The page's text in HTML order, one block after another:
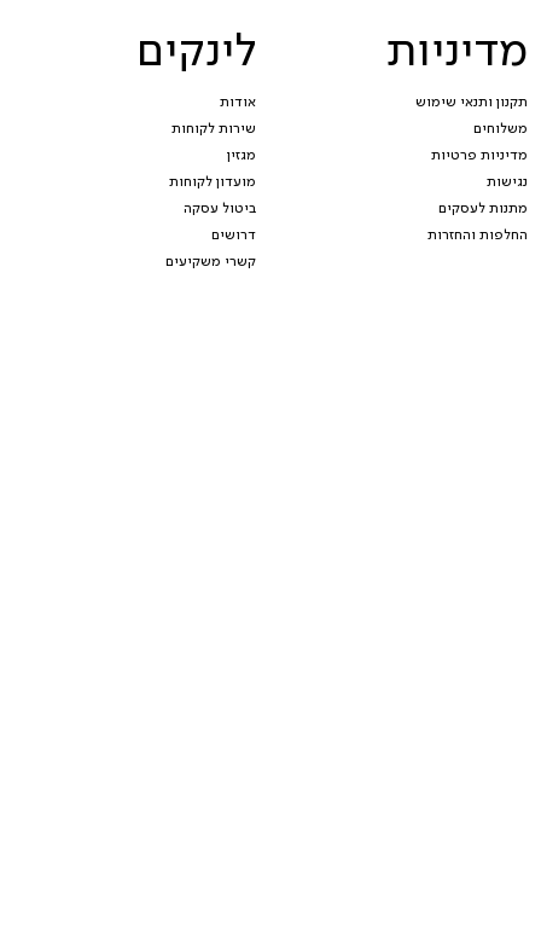
מדיניות
תקנון ותנאי שימוש
משלוחים
מדיניות פרטיות
נגישות
מתנות לעסקים
החלפות והחזרות
לינקים
אודות
שירות לקוחות
מגזין
מועדון לקוחות
ביטול עסקה
דרושים
קשרי משקיעים